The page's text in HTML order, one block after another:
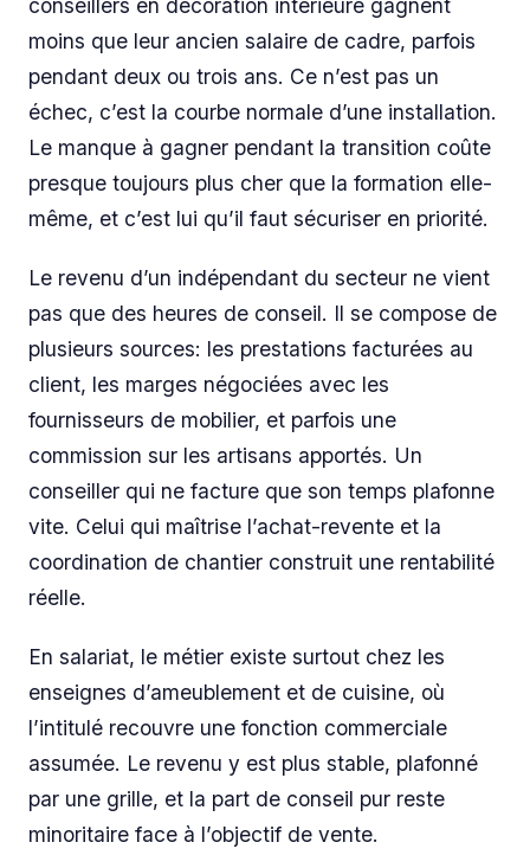
conseillers en décoration intérieure gagnent
moins que leur ancien salaire de cadre, parfois
pendant deux ou trois ans. Ce n’est pas un
échec, c’est la courbe normale d’une installation.
Le manque à gagner pendant la transition coûte
presque toujours plus cher que la formation elle-
même, et c’est lui qu’il faut sécuriser en priorité.
Le revenu d’un indépendant du secteur ne vient
pas que des heures de conseil. Il se compose de
plusieurs sources: les prestations facturées au
client, les marges négociées avec les
fournisseurs de mobilier, et parfois une
commission sur les artisans apportés. Un
conseiller qui ne facture que son temps plafonne
vite. Celui qui maîtrise l’achat-revente et la
coordination de chantier construit une rentabilité
réelle.
En salariat, le métier existe surtout chez les
enseignes d’ameublement et de cuisine, où
l’intitulé recouvre une fonction commerciale
assumée. Le revenu y est plus stable, plafonné
par une grille, et la part de conseil pur reste
minoritaire face à l’objectif de vente.